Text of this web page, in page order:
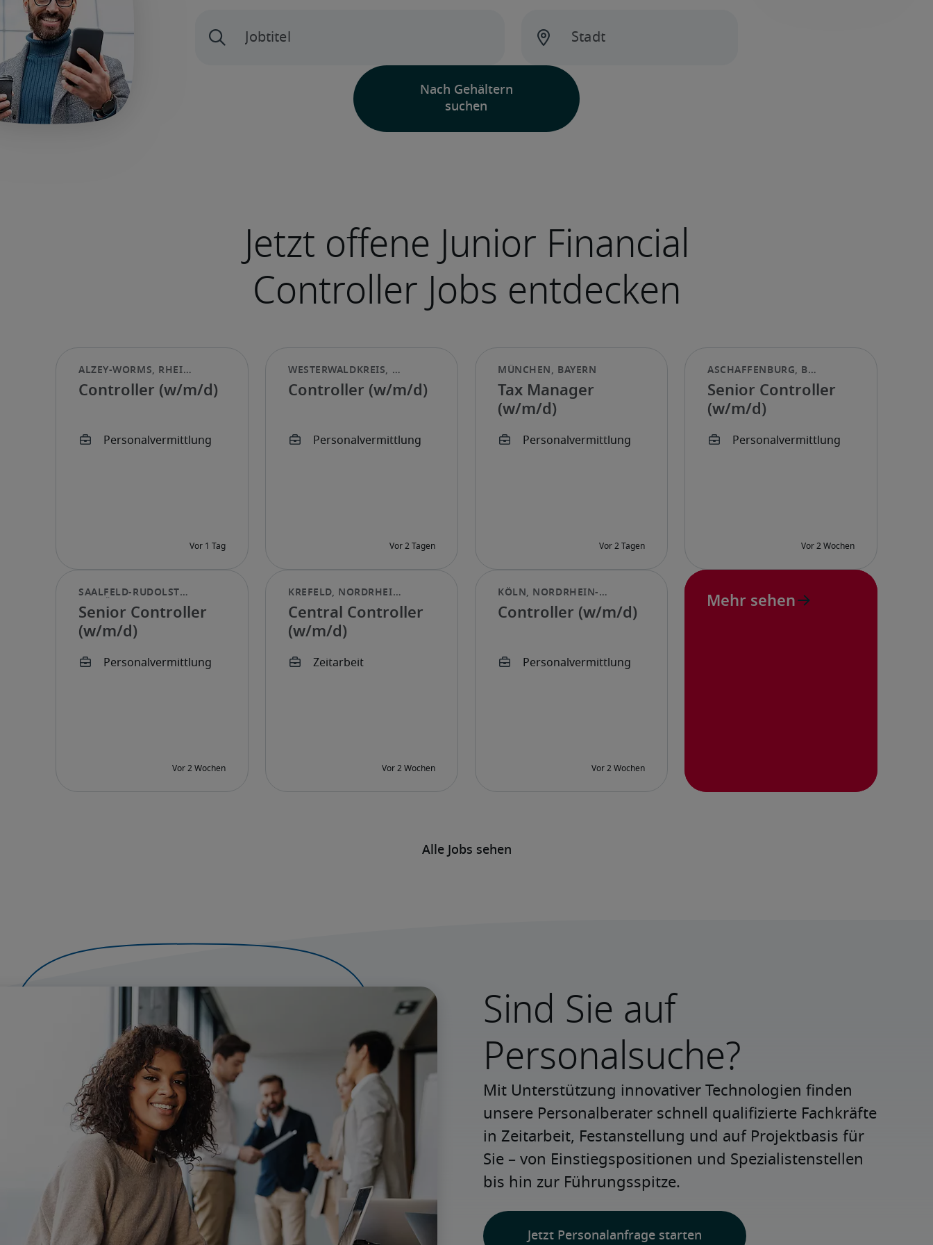
Alle Jobs sehen
Controller (w/m/d) Controller (w/m/d)
Tax Manager
(w/m/d)
Senior Controller
(w/m/d)
Senior Controller
(w/m/d)
Central Controller
(w/m/d)
Controller (w/m/d)
Mehr sehen
Sind Sie auf
Personalsuche?
Mit Unterstützung innovativer Technologien finden
unsere Personalberater schnell qualifizierte Fachkräfte
in Zeitarbeit, Festanstellung und auf Projektbasis für
Sie – von Einstiegspositionen und Spezialistenstellen
bis hin zur Führungsspitze.
Jetzt Personalanfrage starten